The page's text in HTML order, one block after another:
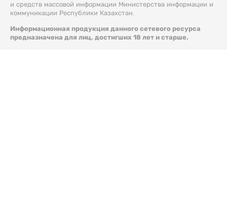
и средств массовой информации Министерства информации и
коммуникации Республики Казахстан.
Информационная продукция данного сетевого ресурса
предназначена для лиц, достигших 18 лет и старше.